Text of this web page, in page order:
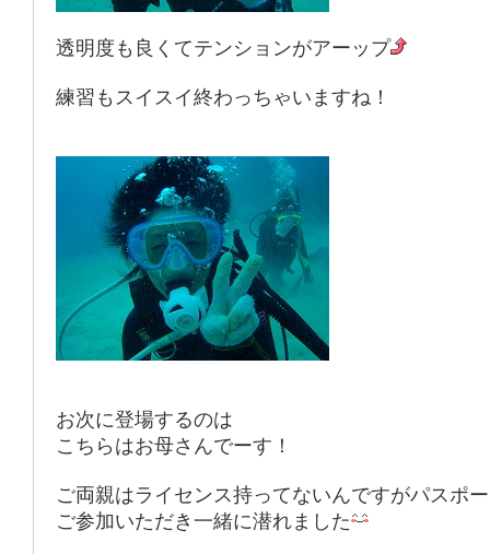
透明度も良くてテンションがアーップ
練習もスイスイ終わっちゃいますね！
お次に登場するのは
こちらはお母さんでーす！
ご両親はライセンス持ってないんですがパスポ
ご参加いただき一緒に潜れました